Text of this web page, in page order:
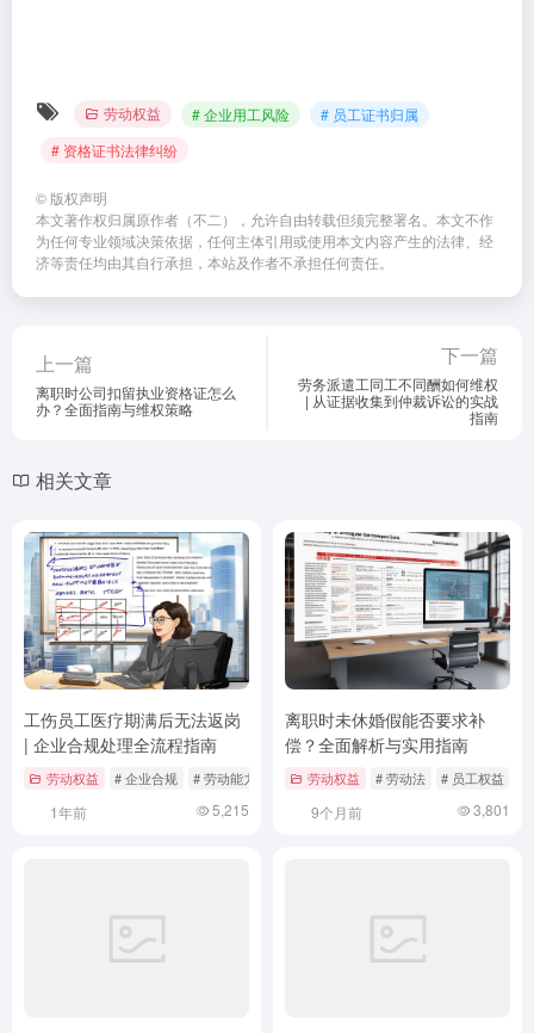
劳动权益 # 企业用工风险
# 员工证书归属
# 资格证书法律纠纷
© 版权声明
本文著作权归属原作者（不二），允许自由转载但须完整署名。本文不作
为任何专业领域决策依据，任何主体引用或使用本文内容产生的法律、经
济等责任均由其自行承担，本站及作者不承担任何责任。
上一篇
离职时公司扣留执业资格证怎么
办？全面指南与维权策略
下一篇
劳务派遣工同工不同酬如何维权
| 从证据收集到仲裁诉讼的实战
指南
相关文章
工伤员工医疗期满后无法返岗
| 企业合规处理全流程指南
劳动权益 # 企业合规 # 劳动能力鉴定 # 合法解除
1年前 5,215
离职时未休婚假能否要求补
偿？全面解析与实用指南
劳动权益 # 劳动法 # 员工权益
9个月前 3,801